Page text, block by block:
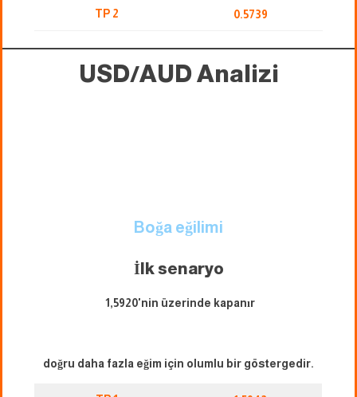
TP 2 0.5739
USD/AUD Analizi
Boğa eğilimi
İlk senaryo
1,5920'nin üzerinde kapanır
doğru daha fazla eğim için olumlu bir göstergedir.